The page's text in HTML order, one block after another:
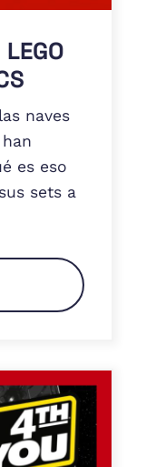
naves
es eso
sets a